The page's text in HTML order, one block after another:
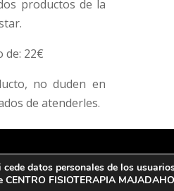
productos de la
de: 22€
no duden en
de atenderles.
datos y Política de privacidad
datos personales de los
FISIOTERAPIA